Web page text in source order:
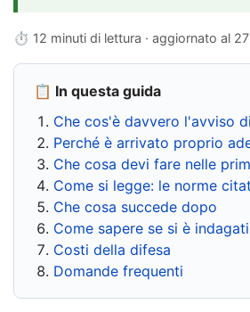
⏱ 12 minuti di lettura · aggiornato al
📋 In questa guida
Che cos'è davvero l'avviso
Perché è arrivato proprio
Che cosa devi fare nelle
Come si legge: le norme
Che cosa succede dopo
Come sapere se si è indagati
Costi della difesa
Domande frequenti